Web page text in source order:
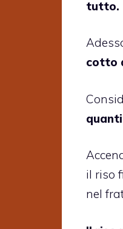
tutto.
cotto
il riso
nel